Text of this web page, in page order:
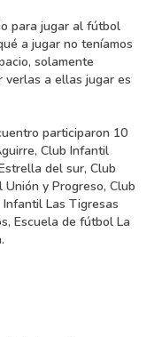
para jugar al fútbol
a jugar no teníamos
solamente
verlas a ellas jugar es
participaron 10
Club Infantil
del sur, Club
y Progreso, Club
Las Tigresas
Escuela de fútbol La